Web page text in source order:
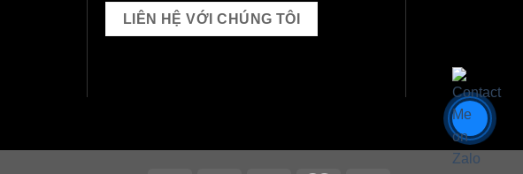
LIÊN HỆ VỚI CHÚNG TÔI